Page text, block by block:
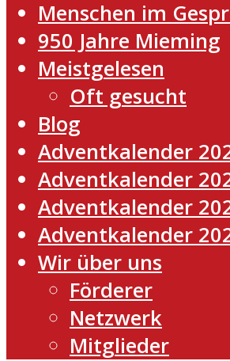
Menschen im
950 Jahre Mieming
Meistgelesen
Oft gesucht
Blog
Adventkalender
Adventkalender
Adventkalender
Adventkalender
Wir über uns
Förderer
Netzwerk
Mitglieder